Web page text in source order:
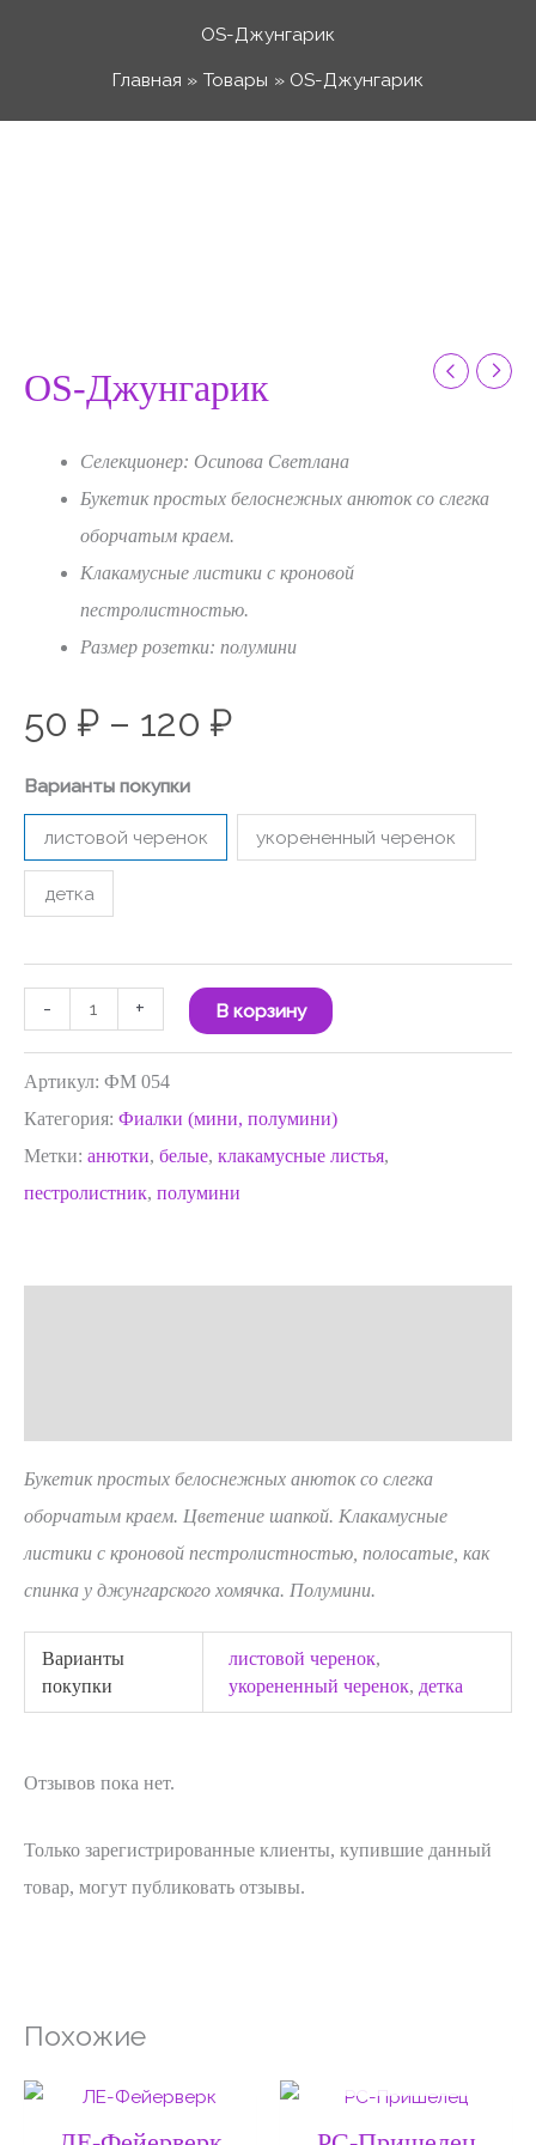
содержимому
OS-Джунгарик
Главная
Товары OS-Джунгарик
OS-Джунгарик
Селекционер: Осипова Светлана
Букетик простых белоснежных анюток со слегка
оборчатым краем.
Клакамусные листики с кроновой
пестролистностью.
Размер розетки: полумини
50 ₽ – 120 ₽
–
120 ₽
Варианты покупки
листовой черенок укорененный черенок
детка
- + В корзину
Артикул: ФМ 054
Категория: Фиалки (мини, полумини)
Метки: анютки, белые, клакамусные листья,
пестролистник, полумини
Букетик простых белоснежных анюток со слегка
оборчатым краем. Цветение шапкой. Клакамусные
листики с кроновой пестролистностью, полосатые, как
спинка у джунгарского хомячка. Полумини.
Варианты
покупки
листовой черенок,
укорененный черенок, детка
Отзывов пока нет.
Только зарегистрированные клиенты, купившие данный
товар, могут публиковать отзывы.
Похожие
Диапазон
цен:
цен: